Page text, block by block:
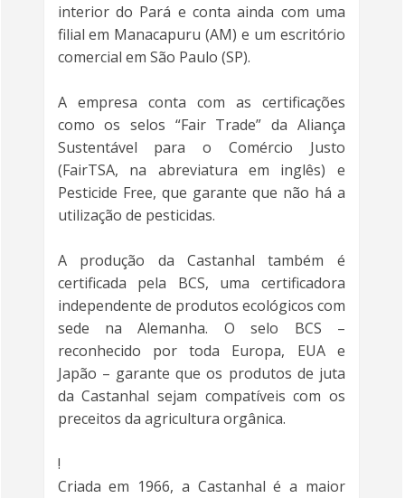
interior do Pará e conta ainda com uma
filial em Manacapuru (AM) e um escritório
comercial em São Paulo (SP).
A empresa conta com as certificações
como os selos “Fair Trade” da Aliança
Sustentável para o Comércio Justo
(FairTSA, na abreviatura em inglês) e
Pesticide Free, que garante que não há a
utilização de pesticidas.
A produção da Castanhal também é
certificada pela BCS, uma certificadora
independente de produtos ecológicos com
sede na Alemanha. O selo BCS –
reconhecido por toda Europa, EUA e
Japão – garante que os produtos de juta
da Castanhal sejam compatíveis com os
preceitos da agricultura orgânica.
!
Criada em 1966, a Castanhal é a maior